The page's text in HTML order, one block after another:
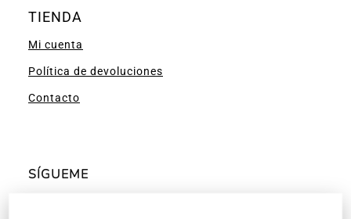
TIENDA
Mi cuenta
Política de devoluciones
Contacto
SÍGUEME